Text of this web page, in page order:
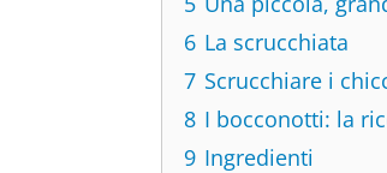
6 La scrucchiata
7 Scrucchiare i
8 I bocconotti: la
9 Ingredienti